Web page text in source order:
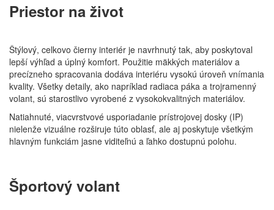
Priestor na život
Štýlový, celkovo čierny interiér je navrhnutý tak, aby poskytoval
lepší výhľad a úplný komfort. Použitie mäkkých materiálov a
precízneho spracovania dodáva interiéru vysokú úroveň vnímania
kvality. Všetky detaily, ako napríklad radiaca páka a trojramenný
volant, sú starostlivo vyrobené z vysokokvalitných materiálov.
Natiahnuté, viacvrstvové usporiadanie prístrojovej dosky (IP)
nielenže vizuálne rozširuje túto oblasť, ale aj poskytuje všetkým
hlavným funkciám jasne viditeľnú a ľahko dostupnú polohu.
Športový volant